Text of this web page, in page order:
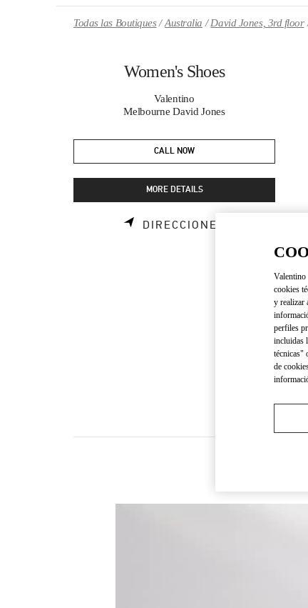
Todas las Boutiques Australia David Jones, 3rd floor
Women's Shoes
Valentino
Melbourne David Jones
CALL NOW
MORE DETAILS
DIRECCIONES
Valentino
cookies
y realizar
perfiles
incluidas
técnicas"
de